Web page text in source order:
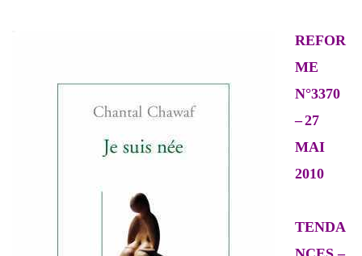
REFOR
ME
N°3370
–27
MAI
2010
TENDA